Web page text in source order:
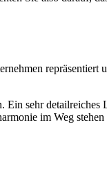
repräsentiert
Ein sehr detailreiches
im Weg